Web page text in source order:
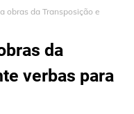
obras da Transposição e
da
verbas para